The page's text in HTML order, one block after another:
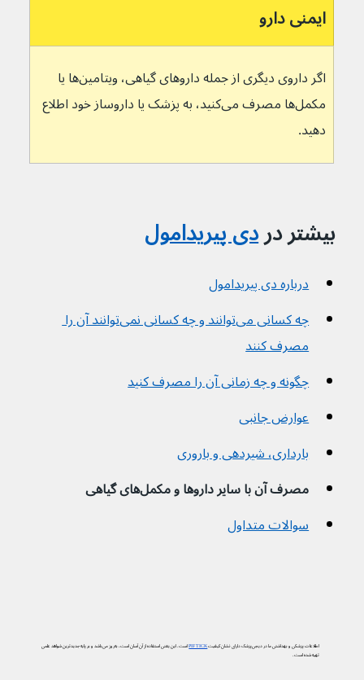
ایمنی دارو
اگر داروی دیگری از جمله داروهای گیاهی، ویتامین‌ها یا
مکمل‌ها مصرف می‌کنید، به پزشک یا داروساز خود اطلاع
دهید.
بیشتر در دی پیریدامول
درباره دی پیریدامول
چه کسانی می‌توانند و چه کسانی نمی‌توانند آن را
مصرف کنند
چگونه و چه زمانی آن را مصرف کنید
عوارض جانبی
بارداری، شیردهی و باروری
مصرف آن با سایر داروها و مکمل‌های گیاهی
سوالات متداول
اطلاعات پزشکی و بهداشتی ما در دیجی‌پزشک دارای نشان کیفیتPIF TICKاست. این یعنی استفاده از آن آسان است، به‌روز می‌باشد و بر پایه جدیدترین شواهد علمی
تهیه شده است.